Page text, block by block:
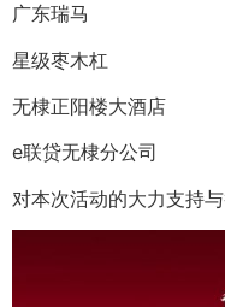
广东瑞马
星级枣木杠
无棣正阳楼大酒店
e联贷无棣分公司
对本次活动的大力支持